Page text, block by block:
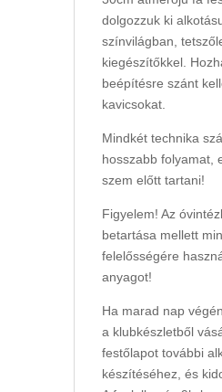
dolgozzuk ki
színvilágban,
kiegészítőkkel.
beépítésre szánt
kavicsokat.
Mindkét technika
hosszabb folyamat,
szem előtt tartani!
Figyelem! Az
betartása mellett
felelősségére
anyagot!
Ha marad nap
a klubkészletből
festőlapot további
készítéséhez, és